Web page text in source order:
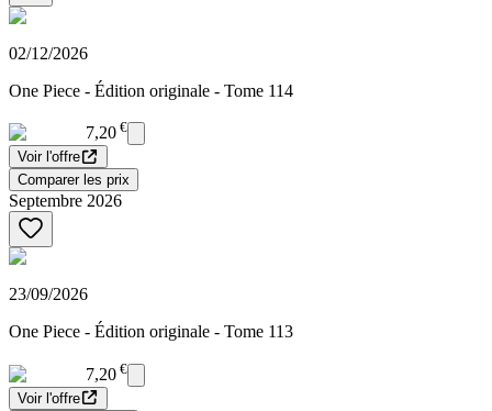
02/12/2026
One Piece - Édition originale - Tome 114
7,20 €
Voir l'offre
Comparer les prix
Septembre 2026
23/09/2026
One Piece - Édition originale - Tome 113
7,20 €
Voir l'offre